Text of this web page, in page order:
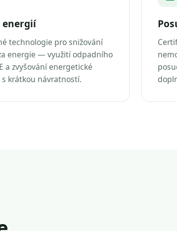
energií
technologie pro snižování
energie — využití odpadního
a zvyšování energetické
krátkou návratností.